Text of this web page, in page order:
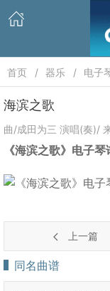
首页 器乐 电子
海滨之歌
曲/成田为三 演唱(奏)/
《海滨之歌》电子琴
上一篇
同名曲谱